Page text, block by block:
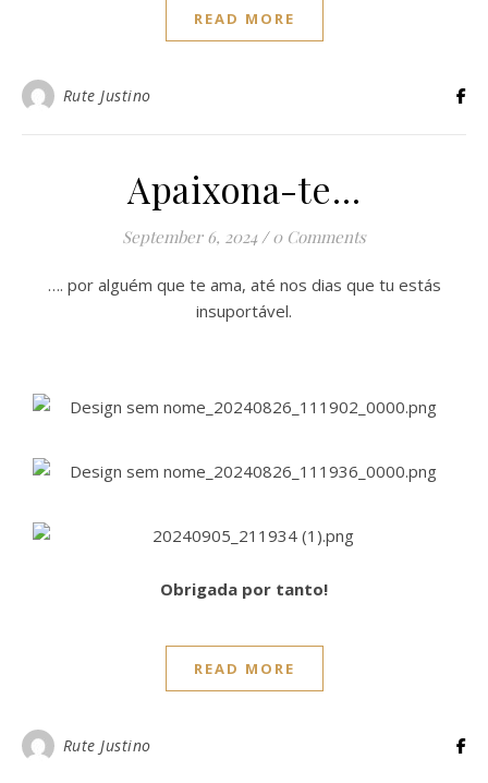
READ MORE
Rute Justino
Apaixona-te…
September 6, 2024 / 0 Comments
…. por alguém que te ama, até nos dias que tu estás
insuportável.
Obrigada por tanto!
READ MORE
Rute Justino